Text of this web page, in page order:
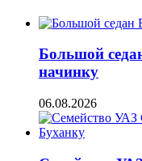
Большой
начинку
06.08.2026